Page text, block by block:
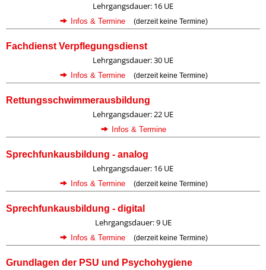
Lehrgangsdauer: 16 UE
Infos & Termine (derzeit keine Termine)
Fachdienst Verpflegungsdienst
Lehrgangsdauer: 30 UE
Infos & Termine (derzeit keine Termine)
Rettungsschwimmerausbildung
Lehrgangsdauer: 22 UE
Infos & Termine
Sprechfunkausbildung - analog
Lehrgangsdauer: 16 UE
Infos & Termine (derzeit keine Termine)
Sprechfunkausbildung - digital
Lehrgangsdauer: 9 UE
Infos & Termine (derzeit keine Termine)
Grundlagen der PSU und Psychohygiene